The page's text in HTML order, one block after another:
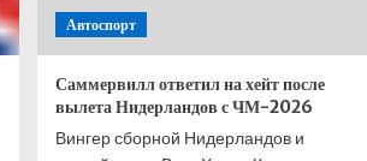
Автоспорт
Саммервилл ответил на хейт после
вылета Нидерландов с ЧМ-2026
Вингер сборной Нидерландов и